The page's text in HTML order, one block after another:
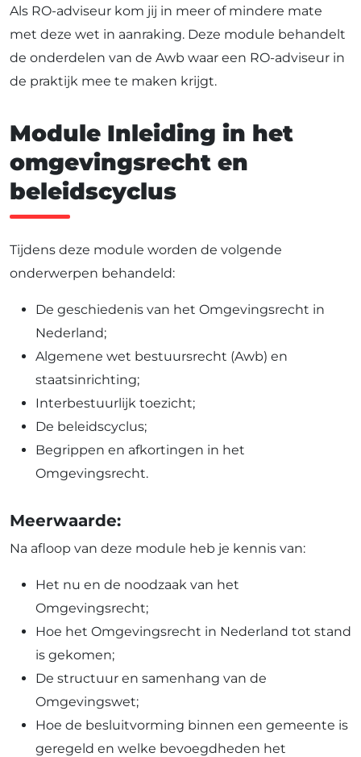
Als RO-adviseur kom jij in meer of mindere mate
met deze wet in aanraking. Deze module behandelt
de onderdelen van de Awb waar een RO-adviseur in
de praktijk mee te maken krijgt.
Module Inleiding in het
omgevingsrecht en
beleidscyclus
Tijdens deze module worden de volgende
onderwerpen behandeld:
De geschiedenis van het Omgevingsrecht in
Nederland;
Algemene wet bestuursrecht (Awb) en
staatsinrichting;
Interbestuurlijk toezicht;
De beleidscyclus;
Begrippen en afkortingen in het
Omgevingsrecht.
Meerwaarde:
Na afloop van deze module heb je kennis van:
Het nu en de noodzaak van het
Omgevingsrecht;
Hoe het Omgevingsrecht in Nederland tot stand
is gekomen;
De structuur en samenhang van de
Omgevingswet;
Hoe de besluitvorming binnen een gemeente is
geregeld en welke bevoegdheden het